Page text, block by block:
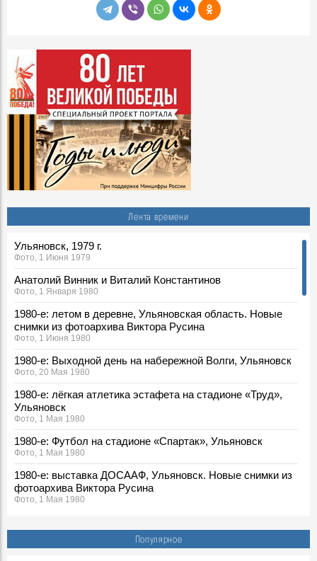
Лента времени
Ульяновск, 1979 г.
Фото, 1 Июня 1979
Анатолий Винник и Виталий Константинов
Фото, 1 Января 1980
1980-е: летом в деревне, Ульяновская область. Новые
снимки из фотоархива Виктора Русина
Фото, 1 Июня 1980
1980-е: Выходной день на набережной Волги, Ульяновск
Фото, 20 Мая 1980
1980-е: лёгкая атлетика эстафета на стадионе «Труд»,
Ульяновск
Фото, 1 Мая 1980
1980-е: Футбол на стадионе «Спартак», Ульяновск
Фото, 1 Мая 1980
1980-е: выставка ДОСААФ, Ульяновск. Новые снимки из
фотоархива Виктора Русина
Фото, 1 Мая 1980
Новые снимки из фотоархива Виктора Русина
Популярное